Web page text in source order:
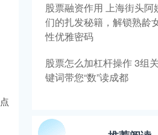
股票融资作用 上海街头阿
们的扎发秘籍，解锁熟龄
性优雅密码
股票怎么加杠杆操作 3组关
键词带您“数”读成都